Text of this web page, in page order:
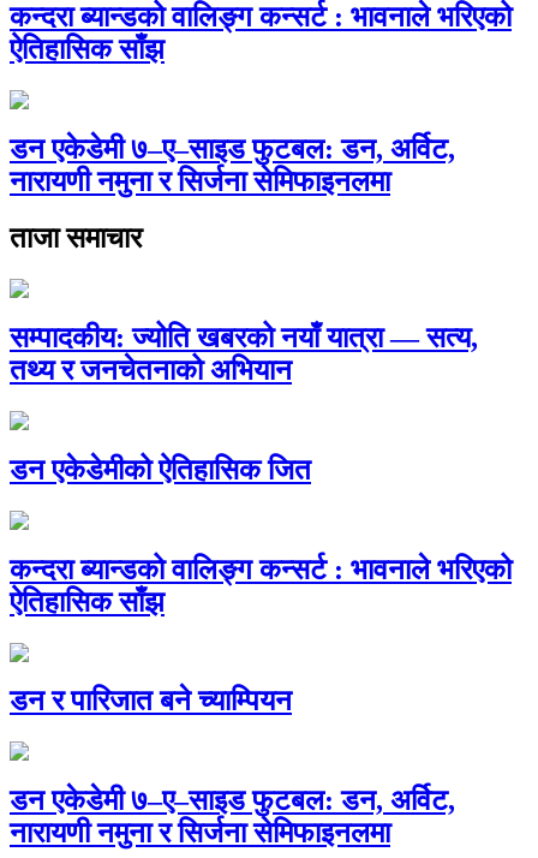
कन्दरा ब्यान्डको वालिङ्ग कन्सर्ट : भावनाले भरिएको
ऐतिहासिक साँझ
डन एकेडेमी ७–ए–साइड फुटबल: डन, अर्विट,
नारायणी नमुना र सिर्जना सेमिफाइनलमा
ताजा समाचार
सम्पादकीय: ज्योति खबरको नयाँ यात्रा — सत्य,
तथ्य र जनचेतनाको अभियान
डन एकेडेमीको ऐतिहासिक जित
कन्दरा ब्यान्डको वालिङ्ग कन्सर्ट : भावनाले भरिएको
ऐतिहासिक साँझ
डन र पारिजात बने च्याम्पियन
डन एकेडेमी ७–ए–साइड फुटबल: डन, अर्विट,
नारायणी नमुना र सिर्जना सेमिफाइनलमा